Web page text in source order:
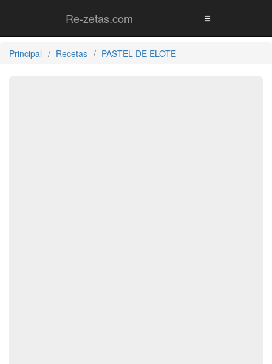
Re-zetas.com
Principal Recetas PASTEL DE ELOTE